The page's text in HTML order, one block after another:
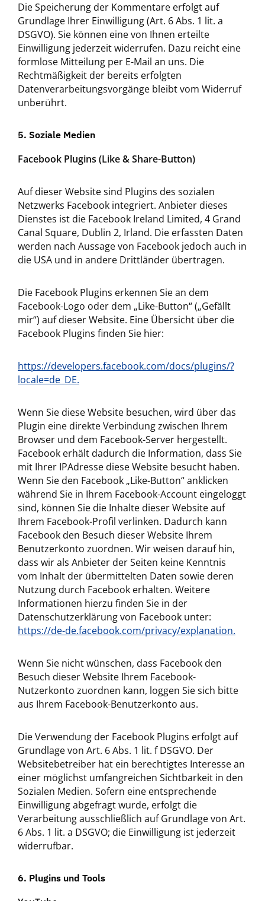
Die Speicherung der Kommentare erfolgt auf
Grundlage Ihrer Einwilligung (Art. 6 Abs. 1 lit. a
DSGVO). Sie können eine von Ihnen erteilte
Einwilligung jederzeit widerrufen. Dazu reicht eine
formlose Mitteilung per E-Mail an uns. Die
Rechtmäßigkeit der bereits erfolgten
Datenverarbeitungsvorgänge bleibt vom Widerruf
unberührt.
5. Soziale Medien
Facebook Plugins (Like & Share-Button)
Auf dieser Website sind Plugins des sozialen
Netzwerks Facebook integriert. Anbieter dieses
Dienstes ist die Facebook Ireland Limited, 4 Grand
Canal Square, Dublin 2, Irland. Die erfassten Daten
werden nach Aussage von Facebook jedoch auch in
die USA und in andere Drittländer übertragen.
Die Facebook Plugins erkennen Sie an dem
Facebook-Logo oder dem „Like-Button“ („Gefällt
mir“) auf dieser Website. Eine Übersicht über die
Facebook Plugins finden Sie hier:
https://developers.facebook.com/docs/plugins/?
locale=de_DE.
Wenn Sie diese Website besuchen, wird über das
Plugin eine direkte Verbindung zwischen Ihrem
Browser und dem Facebook-Server hergestellt.
Facebook erhält dadurch die Information, dass Sie
mit Ihrer IPAdresse diese Website besucht haben.
Wenn Sie den Facebook „Like-Button“ anklicken
während Sie in Ihrem Facebook-Account eingeloggt
sind, können Sie die Inhalte dieser Website auf
Ihrem Facebook-Profil verlinken. Dadurch kann
Facebook den Besuch dieser Website Ihrem
Benutzerkonto zuordnen. Wir weisen darauf hin,
dass wir als Anbieter der Seiten keine Kenntnis
vom Inhalt der übermittelten Daten sowie deren
Nutzung durch Facebook erhalten. Weitere
Informationen hierzu finden Sie in der
Datenschutzerklärung von Facebook unter:
https://de-de.facebook.com/privacy/explanation.
Wenn Sie nicht wünschen, dass Facebook den
Besuch dieser Website Ihrem Facebook-
Nutzerkonto zuordnen kann, loggen Sie sich bitte
aus Ihrem Facebook-Benutzerkonto aus.
Die Verwendung der Facebook Plugins erfolgt auf
Grundlage von Art. 6 Abs. 1 lit. f DSGVO. Der
Websitebetreiber hat ein berechtigtes Interesse an
einer möglichst umfangreichen Sichtbarkeit in den
Sozialen Medien. Sofern eine entsprechende
Einwilligung abgefragt wurde, erfolgt die
Verarbeitung ausschließlich auf Grundlage von Art.
6 Abs. 1 lit. a DSGVO; die Einwilligung ist jederzeit
widerrufbar.
6. Plugins und Tools